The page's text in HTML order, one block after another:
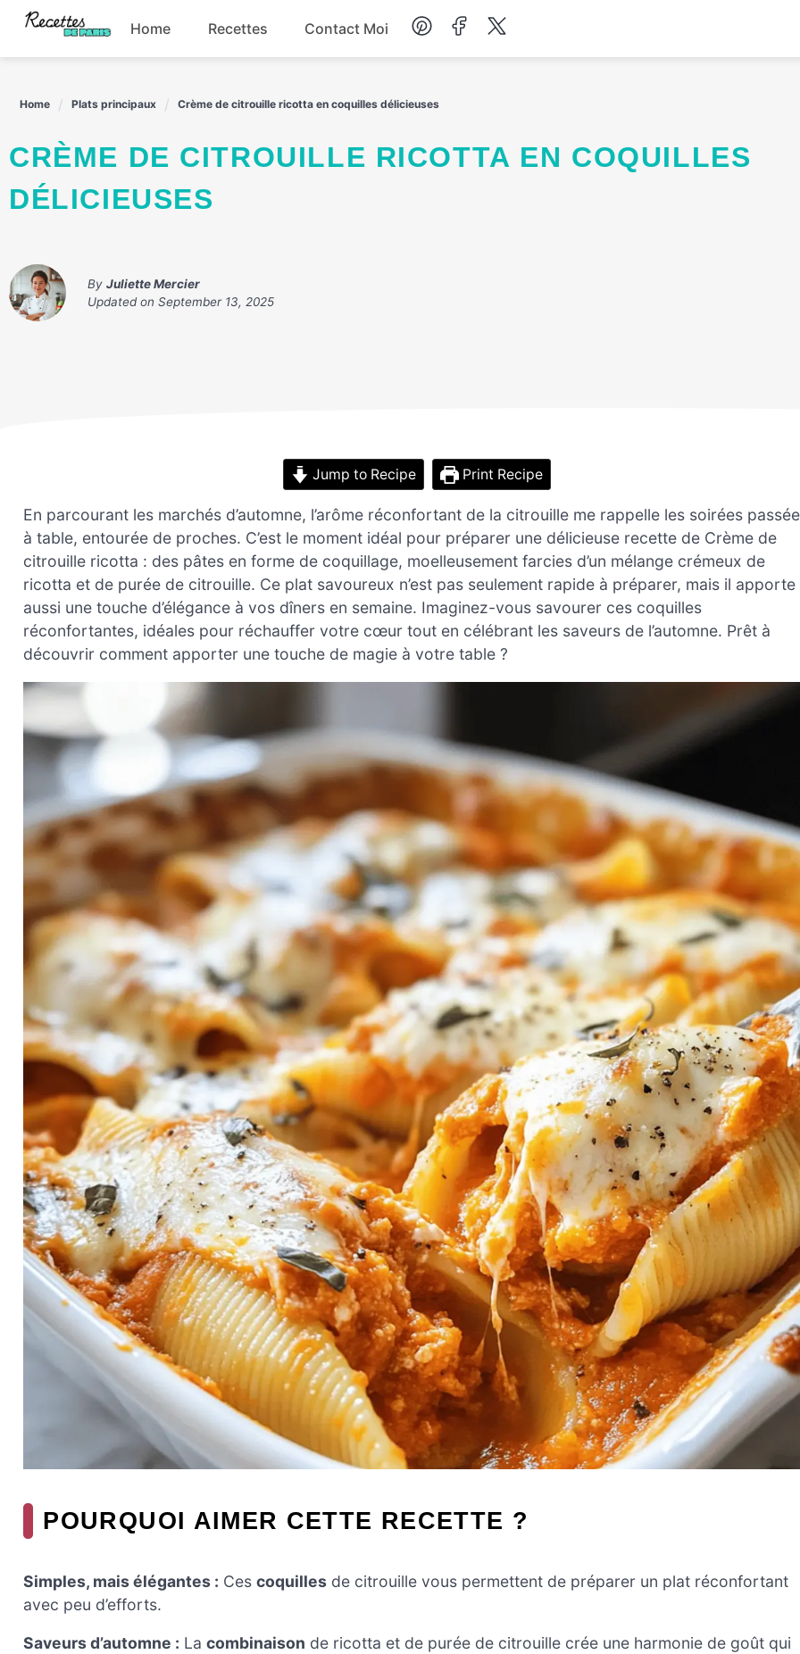
Skip
content
Home Recettes Contact Moi
Home Plats principaux Crème de citrouille ricotta en coquilles délicieuses
CRÈME DE CITROUILLE RICOTTA EN COQUILLES
DÉLICIEUSES
By Juliette Mercier
Updated on September 13, 2025
Jump to Recipe Print Recipe
En parcourant les marchés d’automne, l’arôme réconfortant de la citrouille me rappelle les soirées
à table, entourée de proches. C’est le moment idéal pour préparer une délicieuse recette de Crème de
citrouille ricotta : des pâtes en forme de coquillage, moelleusement farcies d’un mélange crémeux de
ricotta et de purée de citrouille. Ce plat savoureux n’est pas seulement rapide à préparer, mais il apporte
aussi une touche d’élégance à vos dîners en semaine. Imaginez-vous savourer ces coquilles
réconfortantes, idéales pour réchauffer votre cœur tout en célébrant les saveurs de l’automne. Prêt à
découvrir comment apporter une touche de magie à votre table ?
POURQUOI AIMER CETTE RECETTE ?
Simples, mais élégantes : Ces coquilles de citrouille vous permettent de préparer un plat réconfortant
avec peu d’efforts.
Saveurs d’automne : La combinaison de ricotta et de purée de citrouille crée une harmonie de goût qui